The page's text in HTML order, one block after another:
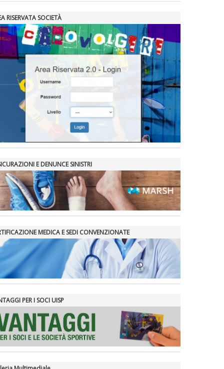
RISERVATA SOCIETÀ
E DENUNCE SINISTRI
MEDICA E SEDI CONVENZIONATE
PER I SOCI UISP